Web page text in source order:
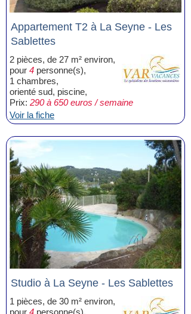
Appartement T2 à La Seyne - Les
Sablettes
2 pièces, de 27 m² environ,
pour 4 personne(s),
1 chambres,
orienté sud, piscine,
Prix: 290 à 650 euros / semaine
Voir la fiche
Studio à La Seyne - Les Sablettes
1 pièces, de 30 m² environ,
pour 4 personne(s),